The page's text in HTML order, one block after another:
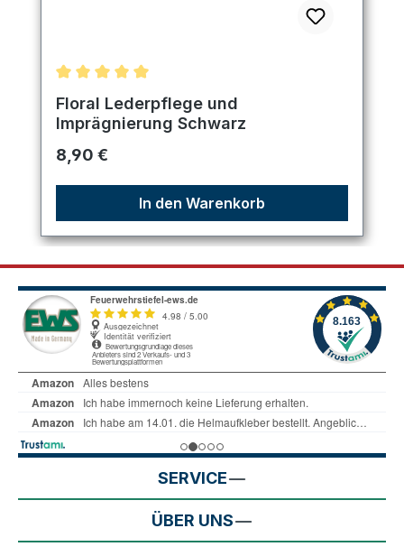
Durchschnittliche Bewertung von 5 von 5 Sternen
Floral Lederpflege und
Imprägnierung Schwarz
Regulärer Preis:
8,90 €
In den Warenkorb
SERVICE
ÜBER UNS